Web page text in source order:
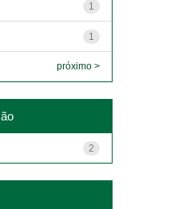
1
1
próximo >
2